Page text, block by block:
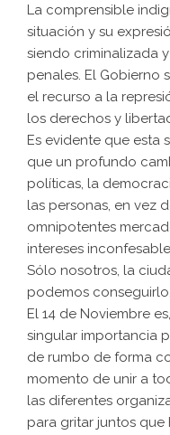
La comprensible
situación y su
siendo criminalizada
penales. El Gobierno
el recurso a la
los derechos y
Es evidente que esta
que un profundo
políticas, la
las personas, en vez
omnipotentes
intereses
Sólo nosotros, la
podemos conseguirlo.
El 14 de Noviembre
singular importancia
de rumbo de forma
momento de unir a
las diferentes
para gritar juntos que